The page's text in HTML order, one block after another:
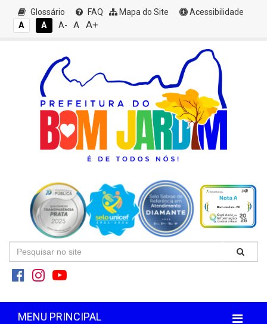
Glossário FAQ Mapa do Site
Acessibilidade
A
A A- A A+
MENU PRINCIPAL